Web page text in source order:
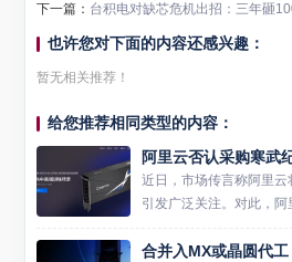
下一篇： 台积电对缺芯危机出招：三年砸
也许您对下面的内容还感兴趣：
暂无相关推荐！
给您推荐相同类型的内容：
近日，市场传言称阿里云
引发广泛关注。对此，
报》明确表示，该消息
实坚持“一云多芯”战略，